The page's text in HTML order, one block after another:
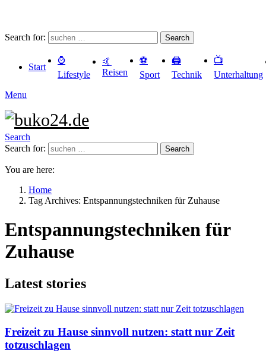
Search for: Search
Start
⌚️
Lifestyle
🤙
Reisen
⚽️
Sport
🖨️
Technik
📺
Unterhaltung
Menu
Search
Search for:
Search
You are here:
Home
Tag Archives: Entspannungstechniken für Zuhause
Entspannungstechniken für
Zuhause
Latest stories
Freizeit zu Hause sinnvoll nutzen: statt nur Zeit
totzuschlagen